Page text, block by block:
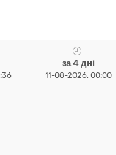
за 4 дні
11-08-2026, 00:00